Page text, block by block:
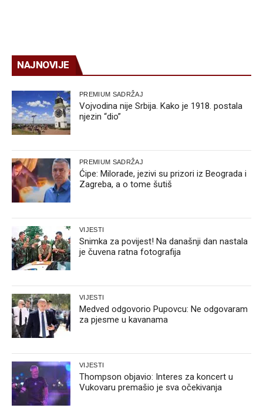
NAJNOVIJE
PREMIUM SADRŽAJ
Vojvodina nije Srbija. Kako je 1918. postala
njezin “dio”
PREMIUM SADRŽAJ
Ćipe: Milorade, jezivi su prizori iz Beograda i
Zagreba, a o tome šutiš
VIJESTI
Snimka za povijest! Na današnji dan nastala
je čuvena ratna fotografija
VIJESTI
Medved odgovorio Pupovcu: Ne odgovaram
za pjesme u kavanama
VIJESTI
Thompson objavio: Interes za koncert u
Vukovaru premašio je sva očekivanja